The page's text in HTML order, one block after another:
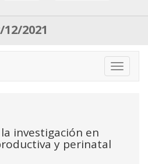
12/2021
Toggle
investigación en
y perinatal